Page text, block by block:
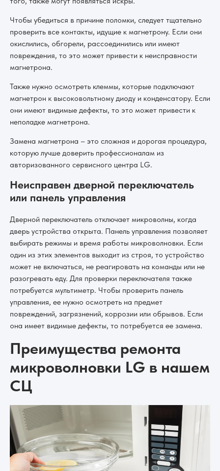
Чтобы убедиться в причине поломки, следует тщательно
проверить все контакты, идущие к магнетрону. Если они
окислились, обгорели, рассоединились или имеют
повреждения, то это может привести к неисправности
магнетрона.
Также нужно осмотреть клеммы, которые подключают
магнетрон к высоковольтному диоду и конденсатору. Если
они имеют видимые дефекты, то это может привести к
неполадке магнетрона.
Замена магнетрона – это сложная и дорогая процедура,
которую лучше доверить профессионалам из
авторизованного сервисного центра LG.
Неисправен дверной переключатель
или панель управления
Дверной переключатель отключает микроволны, когда
дверь устройства открыта. Панель управления позволяет
выбирать режимы и время работы микроволновки. Если
один из этих элементов выходит из строя, то устройство
может не включаться, не реагировать на команды или не
разогревать еду. Для проверки переключателя также
потребуется мультиметр. Чтобы проверить панель
управления, ее нужно осмотреть на предмет
повреждений, загрязнений, коррозии или обрывов. Если
она имеет видимые дефекты, то потребуется ее замена.
Преимущества ремонта
микроволновки LG в нашем
СЦ